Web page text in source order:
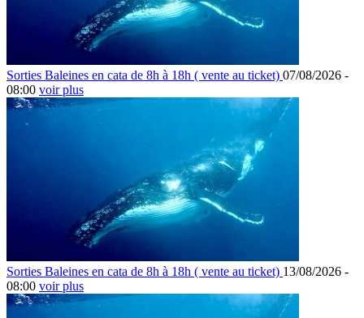
Sorties Baleines en cata de 8h à 18h ( vente au ticket) 07/08/2026 -
08:00 voir plus
Sorties Baleines en cata de 8h à 18h ( vente au ticket) 13/08/2026 -
08:00 voir plus